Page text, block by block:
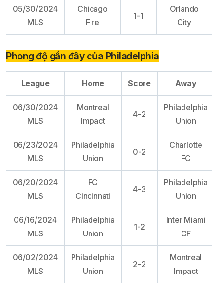
05/30/2024
MLS
Chicago
Fire
1-1
Orlando
City
Phong độ gần đây của Philadelphia
League Home Score Away
06/30/2024
MLS
Montreal
Impact
4-2
Philadelphia
Union
06/23/2024
MLS
Philadelphia
Union
0-2
Charlotte
FC
06/20/2024
MLS
FC
Cincinnati
4-3
Philadelphia
Union
06/16/2024
MLS
Philadelphia
Union
1-2
Inter Miami
CF
06/02/2024
MLS
Philadelphia
Union
2-2
Montreal
Impact